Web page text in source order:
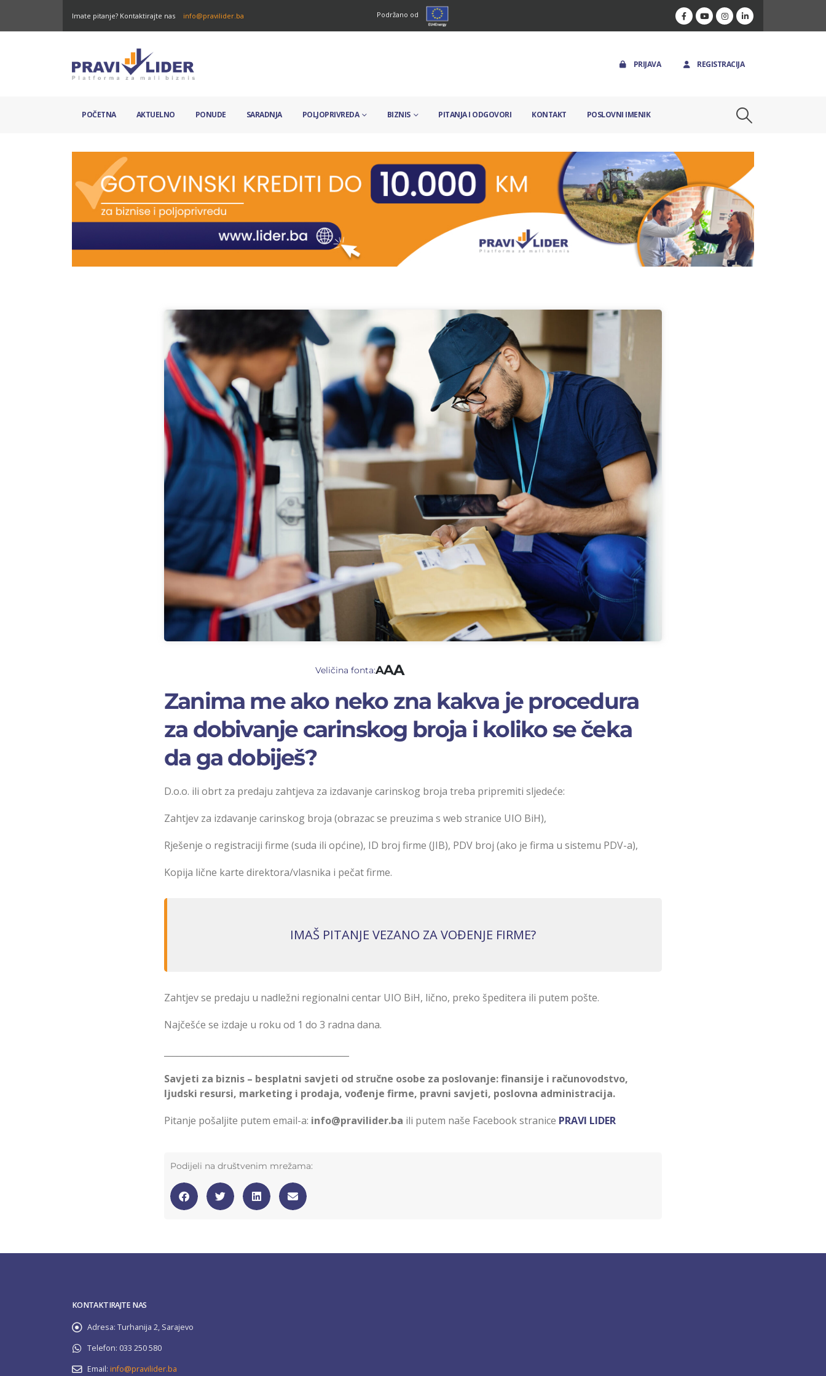
Imate pitanje? Kontaktirajte nas info@pravilider.ba Podržano od
PRIJAVA REGISTRACIJA
POČETNA AKTUELNO PONUDE SARADNJA POLJOPRIVREDA BIZNIS PITANJA I ODGOVORI KONTAKT POSLOVNI IMENIK
Veličina fonta:AAA
Zanima me ako neko zna kakva je procedura
za dobivanje carinskog broja i koliko se čeka
da ga dobiješ?
D.o.o. ili obrt za predaju zahtjeva za izdavanje carinskog broja treba pripremiti sljedeće:
Zahtjev za izdavanje carinskog broja (obrazac se preuzima s web stranice UIO BiH),
Rješenje o registraciji firme (suda ili općine), ID broj firme (JIB), PDV broj (ako je firma u sistemu PDV-a),
Kopija lične karte direktora/vlasnika i pečat firme.
IMAŠ PITANJE VEZANO ZA VOĐENJE FIRME?
Zahtjev se predaju u nadležni regionalni centar UIO BiH, lično, preko špeditera ili putem pošte.
Najčešće se izdaje u roku od 1 do 3 radna dana.
Savjeti za biznis – besplatni savjeti od stručne osobe za poslovanje: finansije i računovodstvo,
ljudski resursi, marketing i prodaja, vođenje firme, pravni savjeti, poslovna administracija.
Pitanje pošaljite putem email-a: info@pravilider.ba ili putem naše Facebook stranice PRAVI LIDER
Podijeli na društvenim mrežama:
KONTAKTIRAJTE NAS
Adresa: Turhanija 2, Sarajevo
Telefon: 033 250 580
Email: info@pravilider.ba